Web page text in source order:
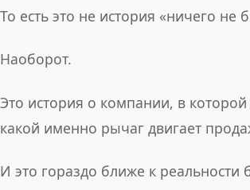
То есть это не история «ничего
Наоборот.
Это история о компании, в
какой именно рычаг двигает
И это гораздо ближе к реальности